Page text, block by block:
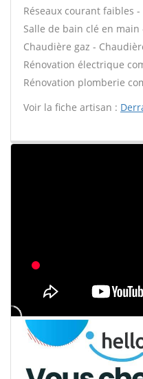
Réseaux courant faibles
Salle de bain clé en
Chaudière gaz -
Rénovation électrique
Rénovation plomberie
Voir la fiche artisan :